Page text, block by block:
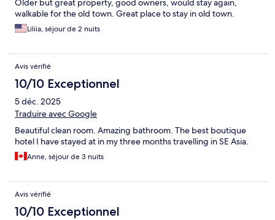
Older but great property, good owners, would stay again,
walkable for the old town. Great place to stay in old town.
Liliia, séjour de 2 nuits
Avis vérifié
10/10 Exceptionnel
5 déc. 2025
Traduire avec Google
Beautiful clean room. Amazing bathroom. The best boutique
hotel I have stayed at in my three months travelling in SE Asia.
Anne, séjour de 3 nuits
Avis vérifié
10/10 Exceptionnel